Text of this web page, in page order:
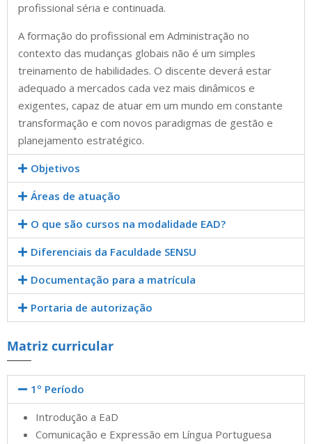
profissional séria e continuada.
A formação do profissional em Administração no
contexto das mudanças globais não é um simples
treinamento de habilidades. O discente deverá estar
adequado a mercados cada vez mais dinâmicos e
exigentes, capaz de atuar em um mundo em constante
transformação e com novos paradigmas de gestão e
planejamento estratégico.
Objetivos
Áreas de atuação
O que são cursos na modalidade EAD?
Diferenciais da Faculdade SENSU
Documentação para a matrícula
Portaria de autorização
Matriz curricular
1º Período
Introdução a EaD
Comunicação e Expressão em Língua Portuguesa